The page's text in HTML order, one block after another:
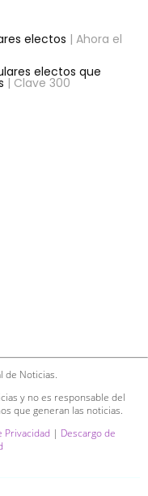
electos | Ahora el
electos que
| Clave 300
de Noticias.
y no es responsable del
que generan las noticias.
Privacidad | Descargo de